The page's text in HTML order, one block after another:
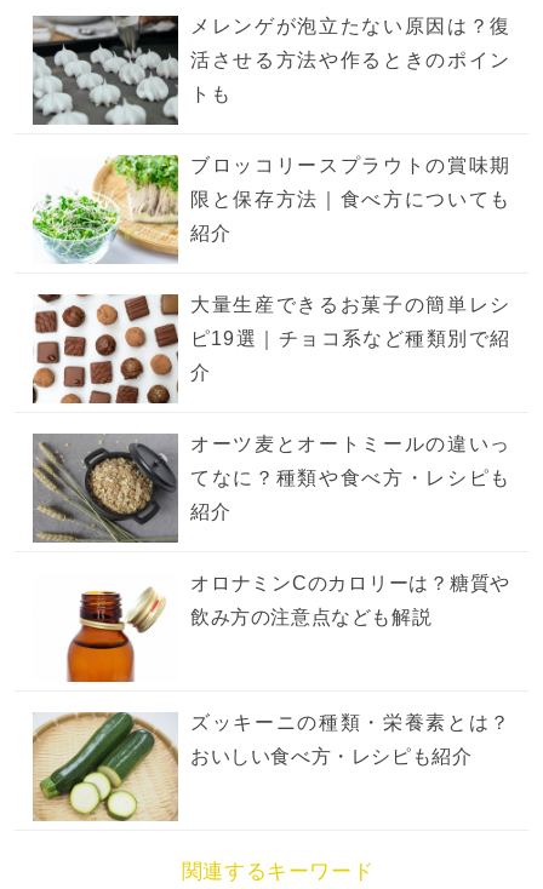
メレンゲが泡立たない原因は？復
活させる方法や作るときのポイン
トも
ブロッコリースプラウトの賞味期
限と保存方法｜食べ方についても
紹介
大量生産できるお菓子の簡単レシ
ピ19選｜チョコ系など種類別で紹
介
オーツ麦とオートミールの違いっ
てなに？種類や食べ方・レシピも
紹介
オロナミンCのカロリーは？糖質や
飲み方の注意点なども解説
ズッキーニの種類・栄養素とは？
おいしい食べ方・レシピも紹介
関連するキーワード